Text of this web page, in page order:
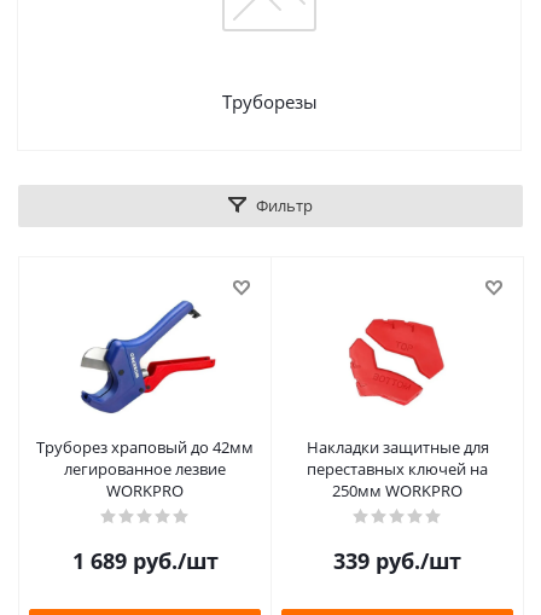
Труборезы
Фильтр
Труборез храповый до 42мм
легированное лезвие
WORKPRO
1 689руб./шт
Накладки защитные для
переставных ключей на
250мм WORKPRO
339 руб./шт